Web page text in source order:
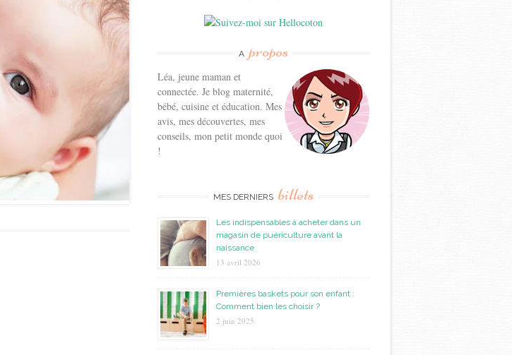
A propos
Léa, jeune maman et
connectée. Je blog maternité,
bébé, cuisine et éducation. Mes
avis, mes découvertes, mes
conseils, mon petit monde quoi
!
MES DERNIERS billets
Les indispensables à acheter dans un
magasin de puériculture avant la
naissance
13 avril 2026
Premières baskets pour son enfant :
Comment bien les choisir ?
2 juin 2025